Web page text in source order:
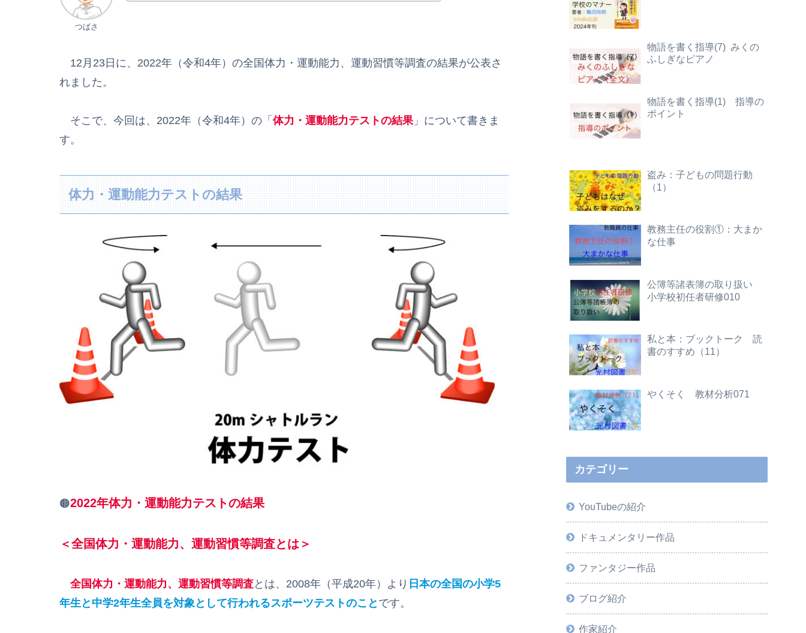
つばさ
12月23日に、2022年（令和4年）の全国体力・運動能力、運動習慣等調査の結果が公表さ
れました。
そこで、今回は、2022年（令和4年）の「 体力・運動能力テストの結果」について書きま
す。
体力・運動能力テストの結果
🟠2022年体力・運動能力テストの結果
＜全国体力・運動能力、運動習慣等調査とは＞
全国体力・運動能力、運動習慣等調査とは、2008年（平成20年）より 日本の全国の小学5
年生と中学2年生全員を対象として行われるスポーツテストのこと です。
物語を書く指導(7) みくの
ふしぎなピアノ
物語を書く指導(1) 指導の
ポイント
盗み：子どもの問題行動
（1）
教務主任の役割①：大まか
な仕事
公簿等諸表簿の取り扱い
小学校初任者研修010
私と本：ブックトーク 読
書のすすめ（11）
やくそく 教材分析071
カテゴリー
YouTubeの紹介
ドキュメンタリー作品
ファンタジー作品
ブログ紹介
作家紹介